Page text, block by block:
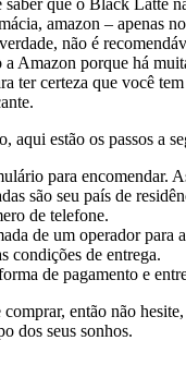
que o Black Latte
amazon – apenas
não é
a Amazon porque há
ter certeza que você
aqui estão os passos a
para encomendar.
são seu país de
de telefone.
de um operador para
condições de entrega.
de pagamento e
então não
dos seus sonhos.